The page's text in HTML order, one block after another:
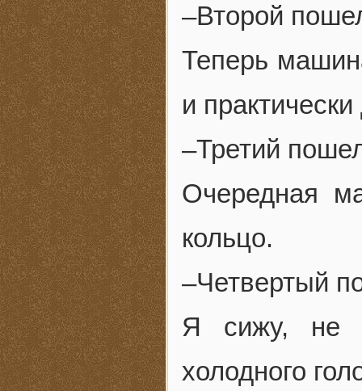
–Второй
Теперь
и
–Третий
Очередная
кольцо.
–Четвертый
Я сижу, не
холодного